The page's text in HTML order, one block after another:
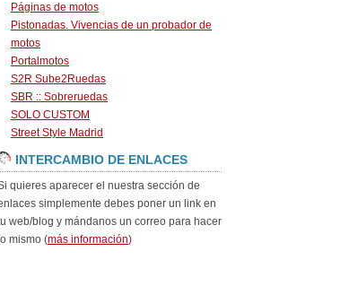
Páginas de motos
Pistonadas. Vivencias de un probador de
motos
Portalmotos
S2R Sube2Ruedas
SBR :: Sobreruedas
SOLO CUSTOM
Street Style Madrid
INTERCAMBIO DE ENLACES
quieres aparecer el nuestra sección de
simplemente debes poner un link en
web/blog y mándanos un correo para hacer
lo mismo (más información)